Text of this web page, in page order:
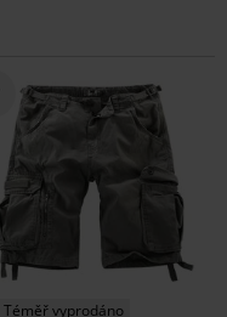
Téměř vyprodáno